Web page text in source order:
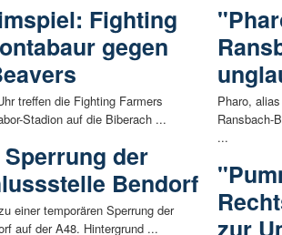
Fighting
gegen
treffen die Fighting Farmers
Stadion auf die Biberach ...
der
Bendorf
einer temporären Sperrung der
auf der A48. Hintergrund ...
Pharo,
Ransbach-
...
zur